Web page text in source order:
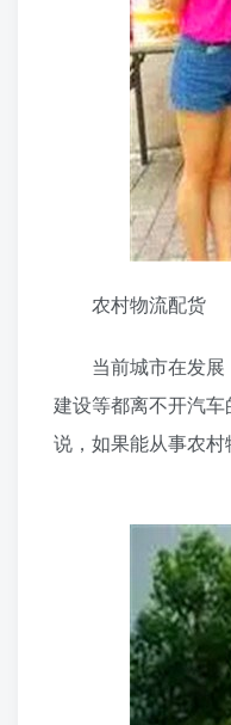
农村物流配货
当前城市在发展
建设等都离不开汽
说，如果能从事农村